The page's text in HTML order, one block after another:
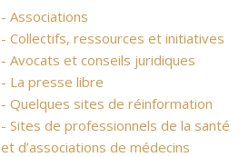
- Associations
- Collectifs, ressources et initiatives
- Avocats et conseils juridiques
- La presse libre
- Quelques sites de réinformation
- Sites de professionnels de la santé
et d’associations de médecins